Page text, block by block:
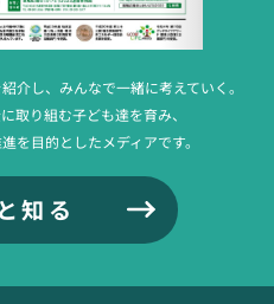
介し、みんなで一緒に考えていく。
取り組む子ども達を育み、
を目的としたメディアです。
知る